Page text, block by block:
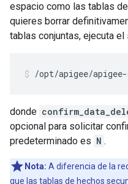
espacio como las tablas
quieres borrar
tablas conjuntas, ejecuta
/opt/apigee/
donde
opcional para solicitar
predeterminado es N .
Nota: A diferencia de la
que las tablas de hechos